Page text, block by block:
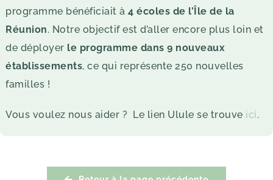
programme bénéficiait à4 écoles de l’Île de la
Réunion. Notre objectif est d’aller encore plus loin et
de déployer le programme dans 9 nouveaux
établissements, ce qui représente 250 nouvelles
familles !
Vous voulez nous aider ? Le lien Ulule se trouve ici.